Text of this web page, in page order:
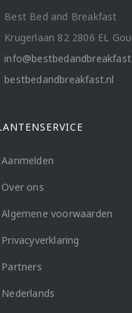
Best Bed and Breakfast
Krugerlaan 82 2806 EL
bestbedandbreakfast.nl
Aanmelden
Over ons
Algemene voorwaarden
Privacyverklaring
Partners
Nederlands